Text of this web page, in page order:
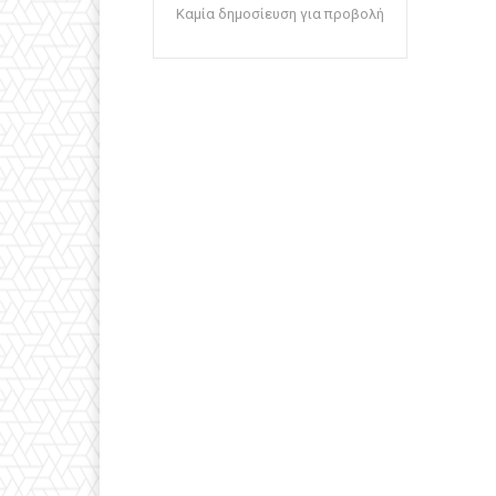
Καμία δημοσίευση για προβολή